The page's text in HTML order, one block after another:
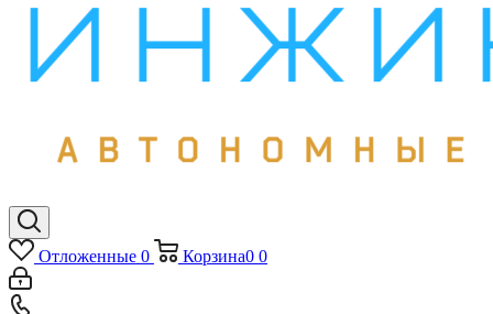
Отложенные 0 Корзина0 0